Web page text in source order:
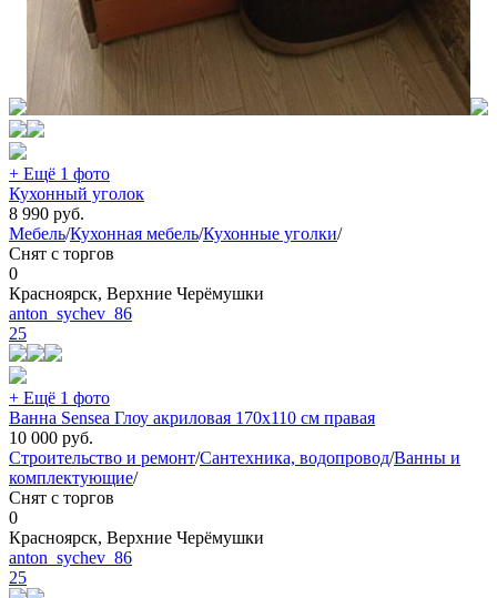
+ Ещё 1 фото
Кухонный уголок
8 990 руб.
Мебель/Кухонная мебель/Кухонные уголки/
Снят с торгов
0
Красноярск, Верхние Черёмушки
anton_sychev_86
25
+ Ещё 1 фото
Ванна Sensea Глоу акриловая 170x110 см правая
10 000 руб.
Строительство и ремонт/Сантехника, водопровод/Ванны и
комплектующие/
Снят с торгов
0
Красноярск, Верхние Черёмушки
anton_sychev_86
25